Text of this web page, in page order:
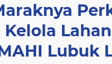
Kelola
Lubuk